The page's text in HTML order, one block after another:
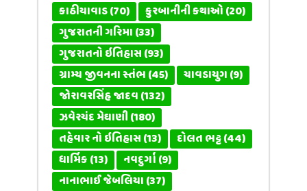
કાઠીયાવાડ(70) કુરબાનીની કથાઓ(20)
ગુજરાતની ગરિમા(33)
ગુજરાતનો ઇતિહાસ(93)
ગ્રામ્ય જીવનના સ્તંભ(45) ચાવડાયુગ(9)
જોરાવરસિંહ જાદવ(132)
ઝવેરચંદ મેઘાણી(180)
તહેવાર નો ઇતિહાસ(13) દોલત ભટ્ટ(44)
ધાર્મિક(13) નવદુર્ગા(9)
નાનાભાઈ જેબલિયા(37)